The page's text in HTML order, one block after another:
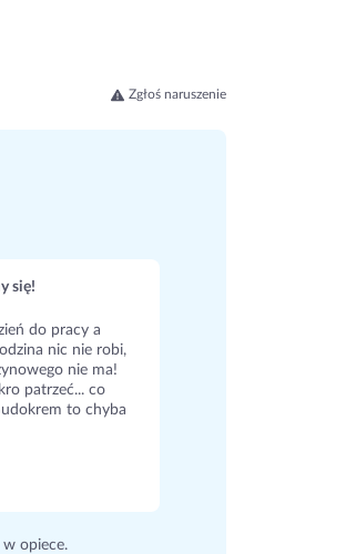
Zgłoś naruszenie
się!
do pracy a
nic nie robi,
nie ma!
patrzeć... co
to chyba
w opiece.